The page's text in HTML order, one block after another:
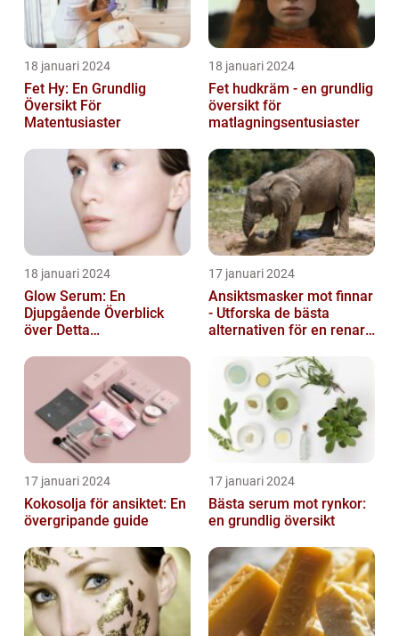
18 januari 2024
Fet Hy: En Grundlig
Översikt För
Matentusiaster
18 januari 2024
Fet hudkräm - en grundlig
översikt för
matlagningsentusiaster
18 januari 2024
Glow Serum: En
Djupgående Överblick
över Detta
17 januari 2024
Ansiktsmasker mot finnar
- Utforska de bästa
alternativen för en renare
17 januari 2024
Kokosolja för ansiktet: En
övergripande guide
17 januari 2024
Bästa serum mot rynkor:
en grundlig översikt